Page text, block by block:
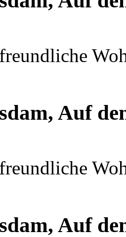
Auf
Auf